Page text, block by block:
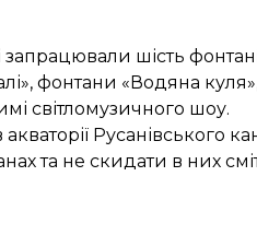
шість
фонтани «Водяна
світломузичного шоу.
Русанівського
та не скидати в них